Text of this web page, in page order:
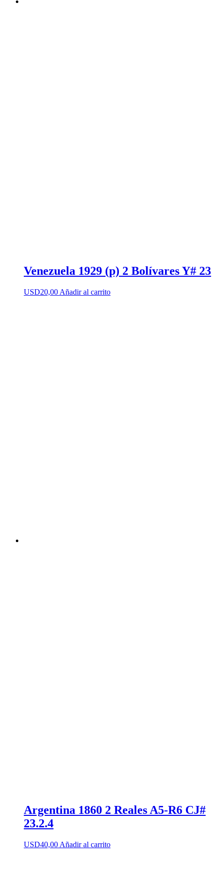
Venezuela 1929 (p) 2 Bolívares Y# 23
USD20,00 Añadir al carrito
Argentina 1860 2 Reales A5-R6 CJ#
23.2.4
USD40,00 Añadir al carrito